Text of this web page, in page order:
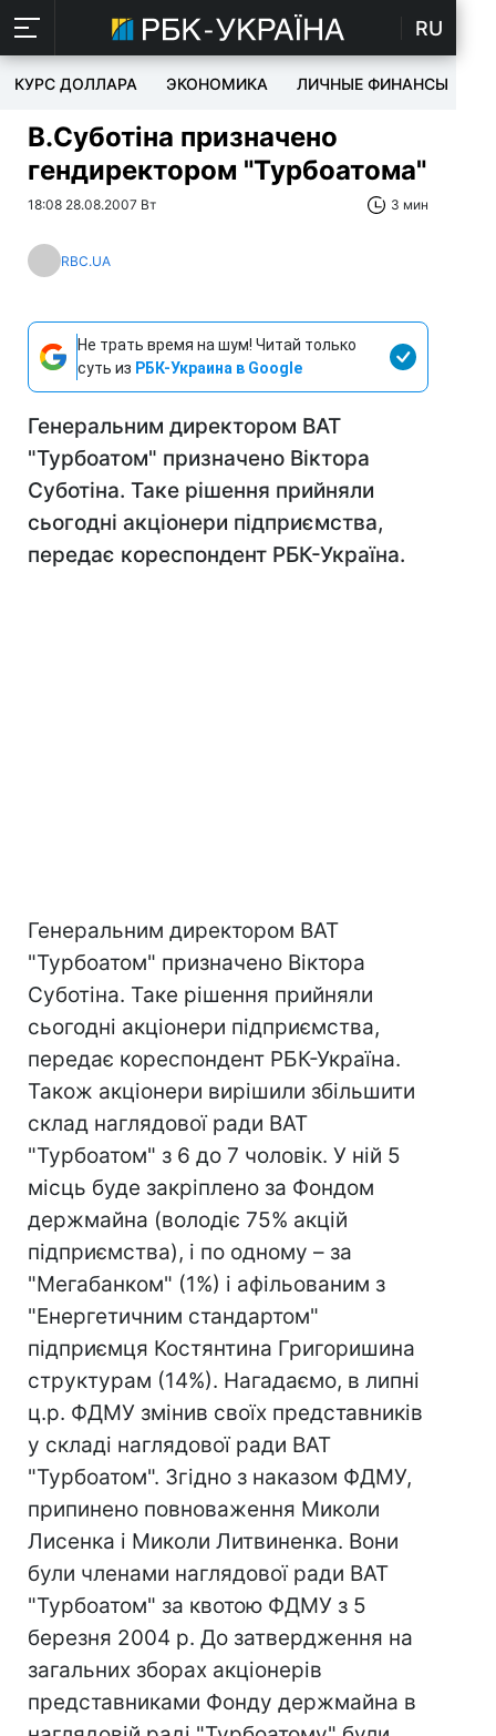
RU
КУРС ДОЛЛАРА ЭКОНОМИКА ЛИЧНЫЕ ФИНАНСЫ
В.Суботіна призначено
гендиректором "Турбоатома"
18:08 28.08.2007 Вт 3 мин
RBC.UA
Не трать время на шум! Читай только
суть из РБК-Украина в Google
Генеральним директором ВАТ
"Турбоатом" призначено Віктора
Суботіна. Таке рішення прийняли
сьогодні акціонери підприємства,
передає кореспондент РБК-Україна.
Генеральним директором ВАТ
"Турбоатом" призначено Віктора
Суботіна. Таке рішення прийняли
сьогодні акціонери підприємства,
передає кореспондент РБК-Україна.
Також акціонери вирішили збільшити
склад наглядової ради ВАТ
"Турбоатом" з 6 до 7 чоловік. У ній 5
місць буде закріплено за Фондом
держмайна (володіє 75% акцій
підприємства), і по одному – за
"Мегабанком" (1%) і афільованим з
"Енергетичним стандартом"
підприємця Костянтина Григоришина
структурам (14%). Нагадаємо, в липні
ц.р. ФДМУ змінив своїх представників
у складі наглядової ради ВАТ
"Турбоатом". Згідно з наказом ФДМУ,
припинено повноваження Миколи
Лисенка і Миколи Литвиненка. Вони
були членами наглядової ради ВАТ
"Турбоатом" за квотою ФДМУ з 5
березня 2004 р. До затвердження на
загальних зборах акціонерів
представниками Фонду держмайна в